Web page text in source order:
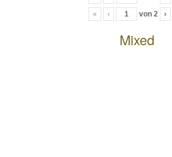
«
‹ von 2 ›
Mixed